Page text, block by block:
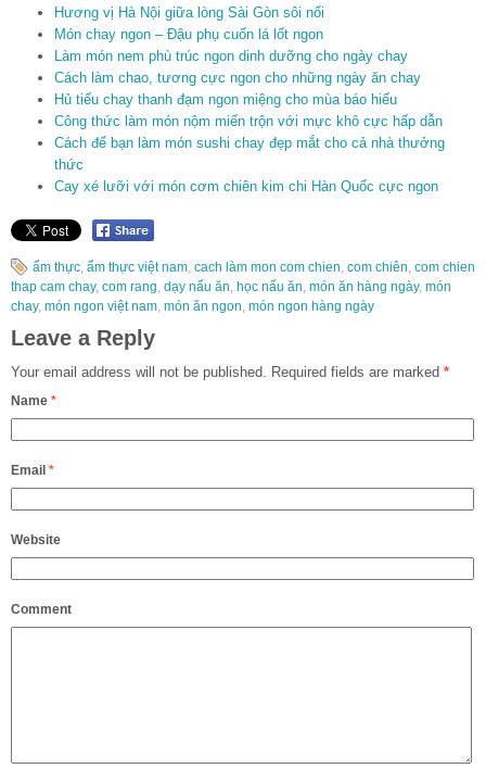
Hương vị Hà Nội giữa lòng Sài Gòn sôi nổi
Món chay ngon – Đậu phụ cuốn lá lốt ngon
Làm món nem phù trúc ngon dinh dưỡng cho ngày chay
Cách làm chao, tương cực ngon cho những ngày ăn chay
Hủ tiếu chay thanh đạm ngon miệng cho mùa báo hiếu
Công thức làm món nộm miến trộn với mực khô cực hấp dẫn
Cách để bạn làm món sushi chay đẹp mắt cho cả nhà thưởng
thức
Cay xé lưỡi với món cơm chiên kim chi Hàn Quốc cực ngon
ẩm thực, ẩm thực việt nam, cach làm mon com chien, com chiên, com chien
thap cam chay, com rang, dạy nấu ăn, học nấu ăn, món ăn hàng ngày, món
chay, món ngon việt nam, món ăn ngon, món ngon hàng ngày
Leave a Reply
Your email address will not be published. Required fields are marked *
Name *
Email *
Website
Comment